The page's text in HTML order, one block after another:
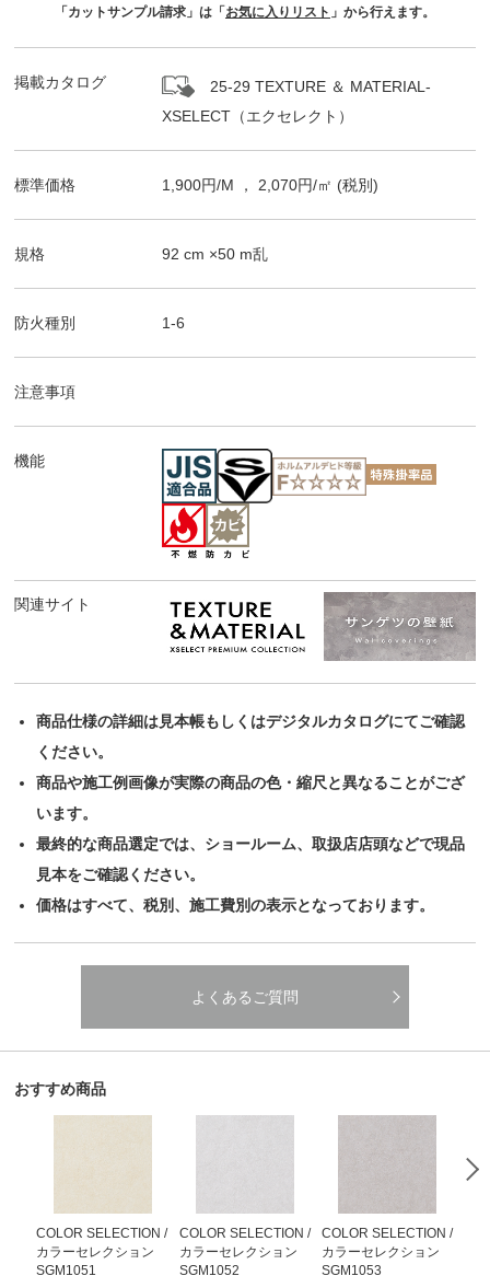
「カットサンプル請求」は「 お気に入りリスト 」から行えます。
掲載カタログ
25-29 TEXTURE ＆ MATERIAL-
XSELECT（エクセレクト）
標準価格 1,900円/M ，2,070円/㎡ (税別)
規格 92 cm ×50 m乱
防火種別 1-6
注意事項
機能
関連サイト
商品仕様の詳細は見本帳もしくはデジタルカタログにてご確認
ください。
商品や施工例画像が実際の商品の色・縮尺と異なることがござ
います。
最終的な商品選定では、ショールーム、取扱店店頭などで現品
見本をご確認ください。
価格はすべて、税別、施工費別の表示となっております。
よくあるご質問
おすすめ商品
COLOR SELECTION /
カラーセレクション
SGM1051
COLOR SELECTION /
カラーセレクション
SGM1052
COLOR SELECTION /
カラーセレクション
SGM1053